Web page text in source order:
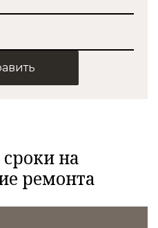
на
ремонта